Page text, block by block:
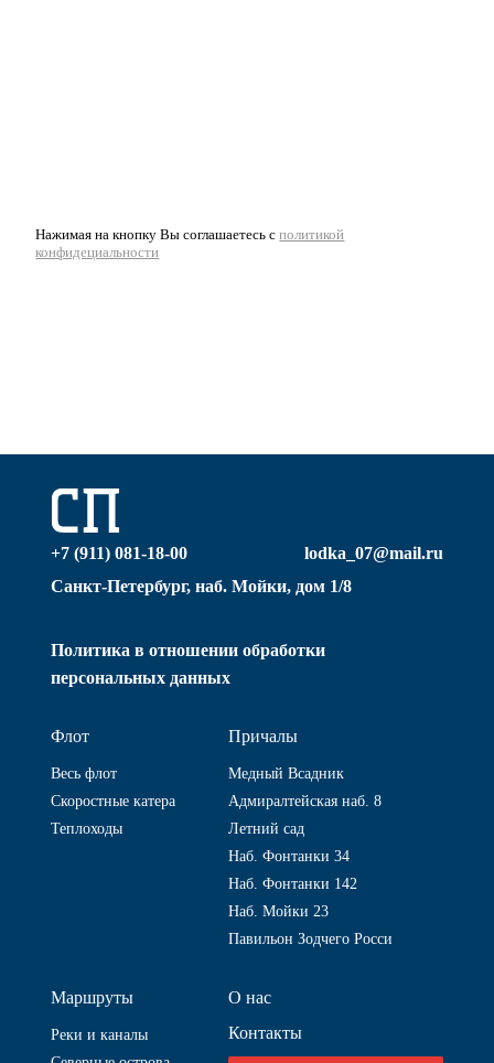
Нажимая на кнопку Вы соглашаетесь сполитикой
конфидециальности
+7 (911) 081-18-00
lodka_07@mail.ru
Санкт-Петербург, наб. Мойки, дом 1/8
Политика в отношении обработки
персональных данных
Флот
Весь флот
Скоростные катера
Теплоходы
Причалы
Медный Всадник
Адмиралтейская наб. 8
Летний сад
Наб. Фонтанки 34
Наб. Фонтанки 142
Наб. Мойки 23
Павильон Зодчего Росси
Маршруты
Реки и каналы
О нас
Контакты